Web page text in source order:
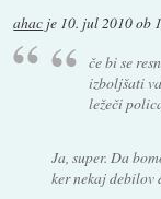
ahac je 10. jul 2010 ob
če bi se
izboljšati
ležeči
Ja, super. Da
ker nekaj debilov